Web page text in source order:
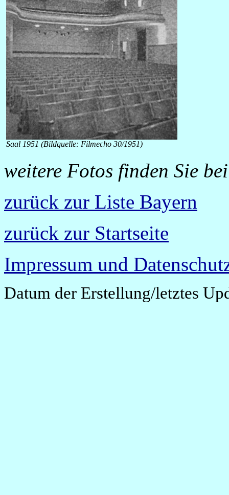
Saal 1951 (Bildquelle: Filmecho 30/1951)
weitere Fotos finden Sie
zurück zur Liste Bayern
zurück zur Startseite
Impressum und
Datum der Erstellung/letztes